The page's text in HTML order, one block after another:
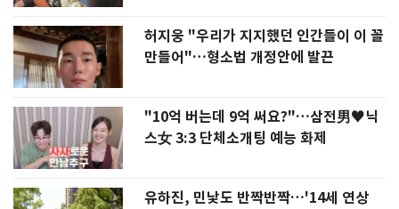
허지웅 "우리가 지지했던 인간들이 이 꼴
만들어"…형소법 개정안에 발끈
"10억 버는데 9억 써요?"…삼전男♥닉
스女 3:3 단체소개팅 예능 화제
유하진, 민낯도 반짝반짝…'14세 연상